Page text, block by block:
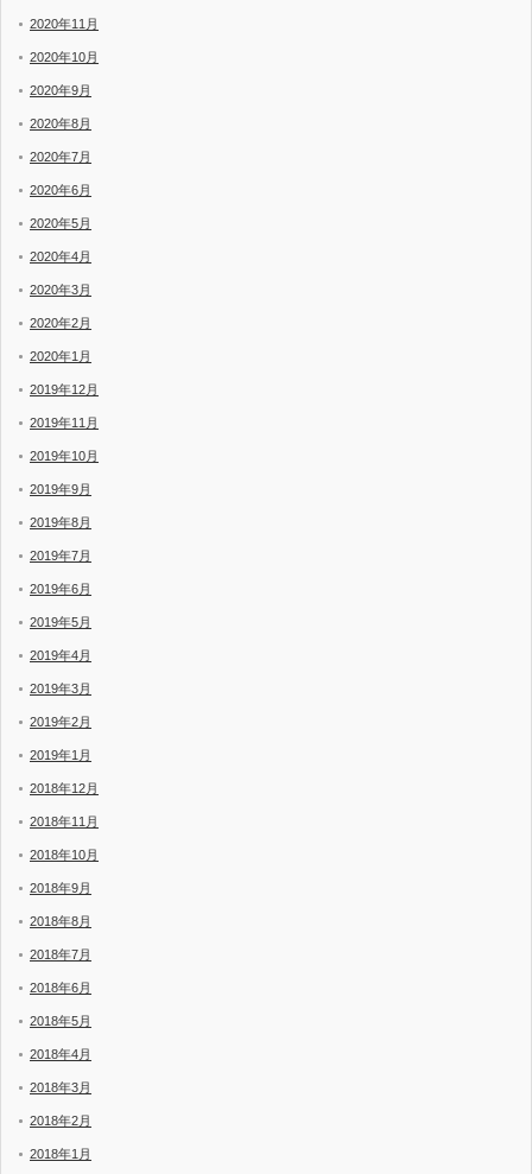
2020年11月
2020年10月
2020年9月
2020年8月
2020年7月
2020年6月
2020年5月
2020年4月
2020年3月
2020年2月
2020年1月
2019年12月
2019年11月
2019年10月
2019年9月
2019年8月
2019年7月
2019年6月
2019年5月
2019年4月
2019年3月
2019年2月
2019年1月
2018年12月
2018年11月
2018年10月
2018年9月
2018年8月
2018年7月
2018年6月
2018年5月
2018年4月
2018年3月
2018年2月
2018年1月